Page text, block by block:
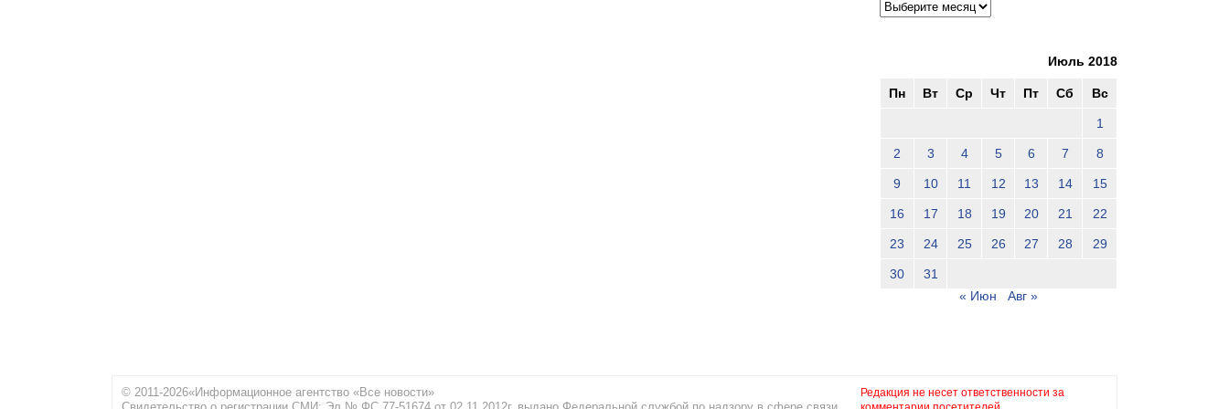
Июль 2018
Пн Вт Ср Чт Пт Сб Вс
1
2 3 4 5 6 7 8
9 10 11 12 13 14 15
16 17 18 19 20 21 22
23 24 25 26 27 28 29
30
31
« Июн
Авг »
© 2011-2026«Информационное агентство «Все новости»
Редакция не несет ответственности за